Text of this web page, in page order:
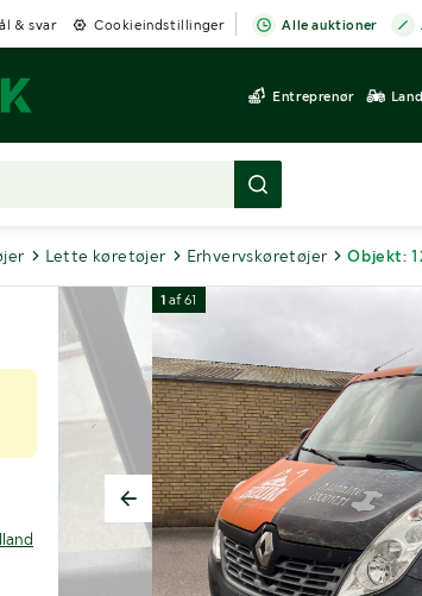
& svar Cookieindstillinger Alle auktioner
Entreprenør
Lette køretøjer Erhvervskøretøjer Objekt:
1 af61